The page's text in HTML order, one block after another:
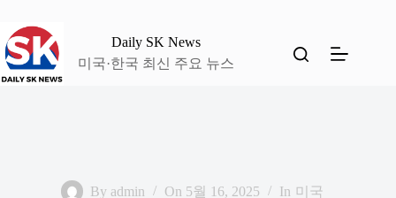
으
로
건
Daily SK News
미국·한국 최신 주요 뉴스
By admin On 5월 16, 2025 In 미국